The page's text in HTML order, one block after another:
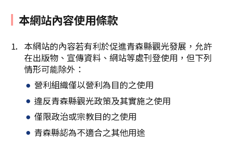
本網站內容使用條款
本網站的內容若有利於促進青森縣觀光發展，允許
在出版物、宣傳資料、網站等處刊登使用，但下列
情形可能除外：
營利組織僅以營利為目的之使用
違反青森縣觀光政策及其實施之使用
僅限政治或宗教目的之使用
青森縣認為不適合之其他用途
Twitter分享
Facebook分享